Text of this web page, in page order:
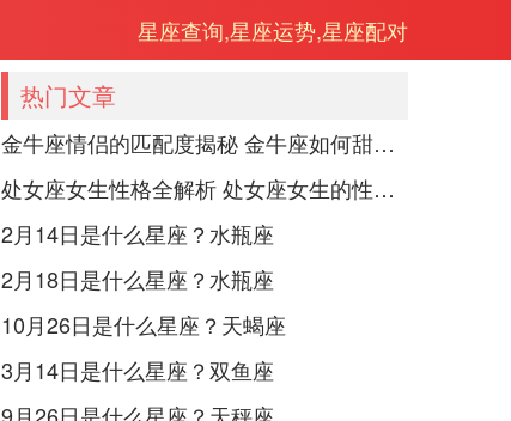
星座查询,星座运势,星座配对
热门文章
金牛座情侣的匹配度揭秘 金牛座如何甜蜜恋爱
处女座女生性格全解析 处女座女生的性格是什么样的
2月14日是什么星座？水瓶座
2月18日是什么星座？水瓶座
10月26日是什么星座？天蝎座
3月14日是什么星座？双鱼座